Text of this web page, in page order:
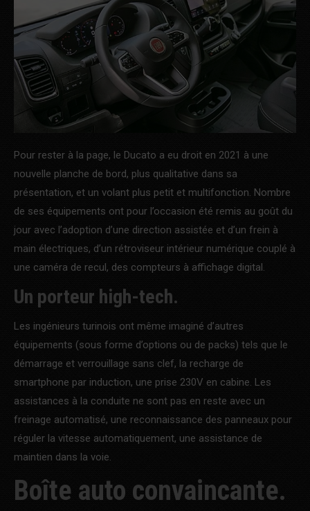
Pour rester à la page, le Ducato a eu droit en 2021 à une
nouvelle planche de bord, plus qualitative dans sa
présentation, et un volant plus petit et multifonction. Nombre
de ses équipements ont pour l’occasion été remis au goût du
jour avec l’adoption d’une direction assistée et d’un frein à
main électriques, d’un rétroviseur intérieur numérique couplé à
une caméra de recul, des compteurs à affichage digital.
Un porteur high-tech.
Les ingénieurs turinois ont même imaginé d’autres
équipements (sous forme d’options ou de packs) tels que le
démarrage et verrouillage sans clef, la recharge de
smartphone par induction, une prise 230V en cabine. Les
assistances à la conduite ne sont pas en reste avec un
freinage automatisé, une reconnaissance des panneaux pour
réguler la vitesse automatiquement, une assistance de
maintien dans la voie.
Boîte auto convaincante.